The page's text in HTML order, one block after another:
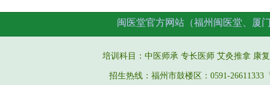
培训科目：中医师承 专长医师 艾灸推拿 康
招生热线：福州市鼓楼区：0591-
闽医堂官方网站（福州闽医堂、厦